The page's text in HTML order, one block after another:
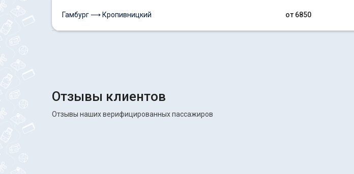
Гамбург ⟶ Кропивницкий от 6850
Отзывы клиентов
Отзывы наших верифицированных пассажиров